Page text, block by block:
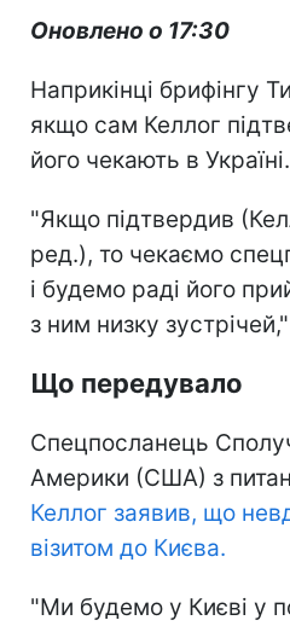
Оновлено о 17:30
Наприкінці брифінгу
якщо сам Келлог
його чекають в Україні.
"Якщо підтвердив
ред.), то чекаємо
і будемо раді його
з ним низку
Що передувало
Спецпосланець
Америки (США) з
Келлог заявив, що
візитом до Києва.
"Ми будемо у Києві у